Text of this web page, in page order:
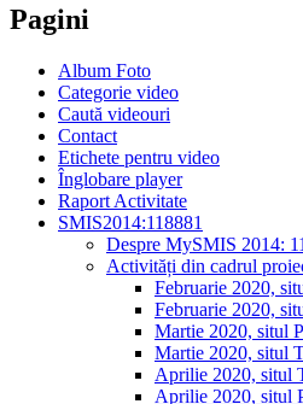
Pagini
Album Foto
Categorie video
Caută videouri
Contact
Etichete pentru video
Înglobare player
Raport Activitate
SMIS2014:118881
Despre MySMIS 2014:
Activități din cadrul
Februarie 2020,
Februarie 2020,
Martie 2020, situl
Martie 2020, situl
Aprilie 2020, situl
Aprilie 2020, situl